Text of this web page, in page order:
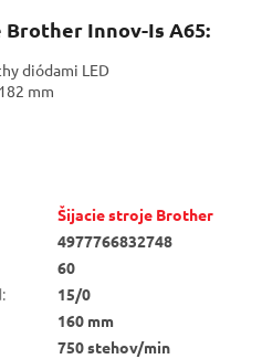
Innov-Is A65:
diódami LED
mm
Šijacie stroje Brother
4977766832748
60
:
15/0
160 mm
750 stehov/min